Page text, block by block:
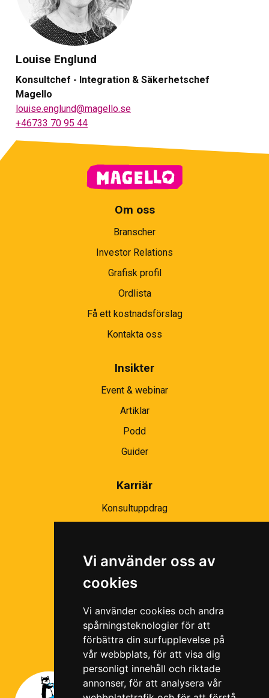
Vi använder oss av
cookies
Vi använder cookies och andra
spårningsteknologier för att
förbättra din surfupplevelse på
vår webbplats, för att visa dig
personligt innehåll och riktade
annonser, för att analysera vår
Louise Englund
Konsultchef - Integration & Säkerhetschef
Magello
louise.englund@magello.se
+46733 70 95 44
Om oss
Branscher
Investor Relations
Grafisk profil
Ordlista
Få ett kostnadsförslag
Kontakta oss
Insikter
Event & webinar
Artiklar
Podd
Guider
Karriär
Konsultuppdrag
Ramavtal